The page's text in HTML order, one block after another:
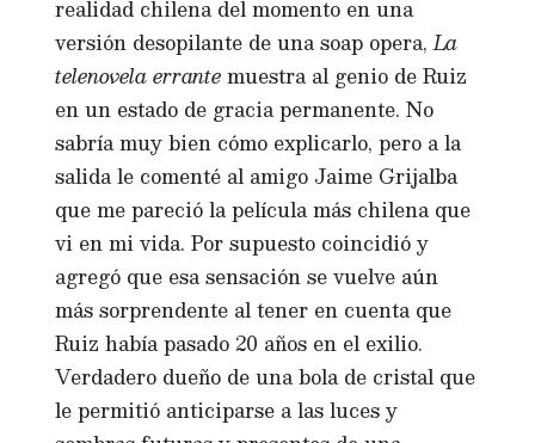
realidad chilena del momento en una
versión desopilante de una soap opera,La
telenovela errantemuestra al genio de Ruiz
en un estado de gracia permanente. No
sabría muy bien cómo explicarlo, pero a la
salida le comenté al amigo Jaime Grijalba
que me pareció la película más chilena que
vi en mi vida. Por supuesto coincidió y
agregó que esa sensación se vuelve aún
más sorprendente al tener en cuenta que
Ruiz había pasado 20 años en el exilio.
Verdadero dueño de una bola de cristal que
le permitió anticiparse a las luces y